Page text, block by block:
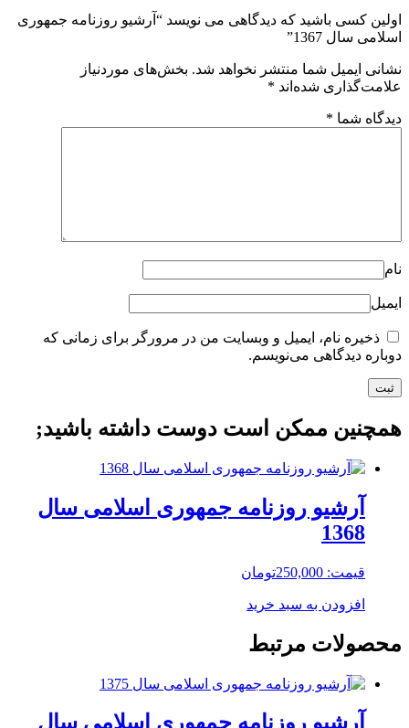
اولین کسی باشید که دیدگاهی می نویسد “آرشیو روزنامه جمهوری
اسلامی سال 1367”
نشانی ایمیل شما منتشر نخواهد شد. بخش‌های موردنیاز
علامت‌گذاری شده‌اند *
دیدگاه شما *
نام
ایمیل
ذخیره نام، ایمیل و وبسایت من در مرورگر برای زمانی که
دوباره دیدگاهی می‌نویسم.
همچنین ممکن است دوست داشته باشید;
آرشیو روزنامه جمهوری اسلامی سال
1368
قیمت: 250,000تومان
افزودن به سبد خرید
محصولات مرتبط
آرشیو روزنامه جمهوری اسلامی سال